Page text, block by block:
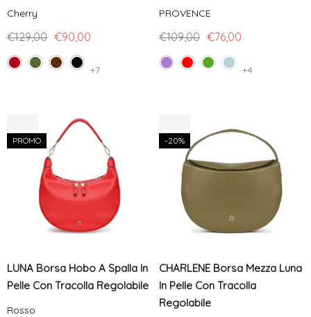
Cherry
€129,00 €90,00
+7
PROVENCE
€109,00 €76,00
+4
PROMO
LUNA Borsa Hobo A Spalla In
Pelle Con Tracolla Regolabile
Rosso
-20%
CHARLENE Borsa Mezza Luna
In Pelle Con Tracolla
Regolabile